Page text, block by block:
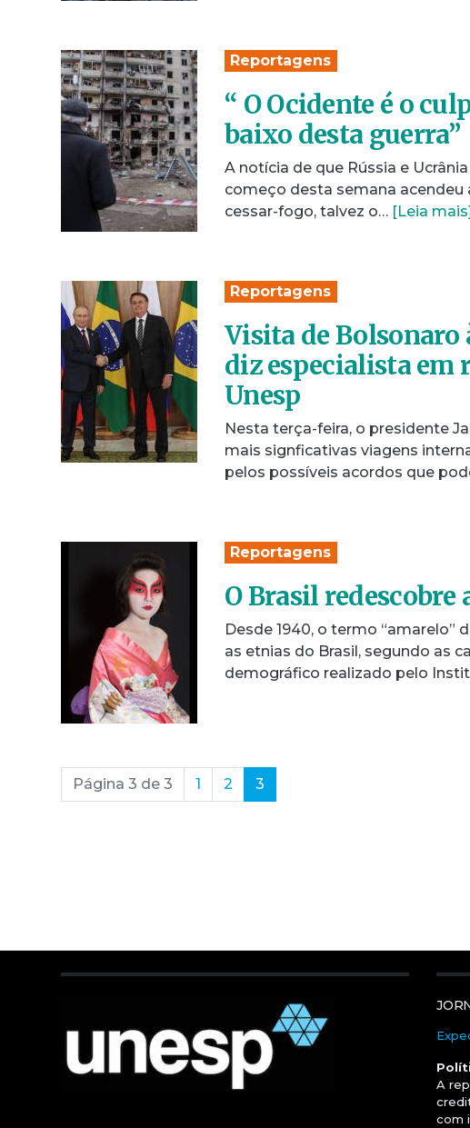
Reportagens
“ O Ocidente é o
baixo desta guerra”
A notícia de que Rússia e
começo desta semana
cessar-fogo, talvez o… [Leia
Reportagens
Visita de Bolsonaro
diz especialista em
Unesp
Nesta terça-feira, o presidente
mais signficativas viagens
pelos possíveis acordos que
Reportagens
O Brasil redescobre
Desde 1940, o termo
as etnias do Brasil, segundo as
demográfico realizado pelo
Página 3 de 3 1 2 3
A
com